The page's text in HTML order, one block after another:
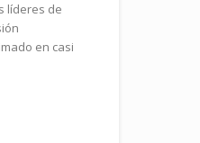
líderes de
en casi